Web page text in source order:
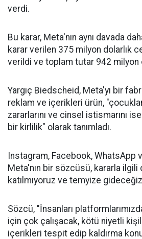
verdi.
Bu karar, Meta'nın aynı davada
karar verilen 375 milyon dolarlık
verildi ve toplam tutar 942 milyon
Yargıç Biedscheid, Meta'yı bir
reklam ve içerikleri ürün,
zararlarını ve cinsel istismarını
bir kirlilik" olarak tanımladı.
Instagram, Facebook, WhatsApp
Meta'nın bir sözcüsü, kararla ilgili
katılmıyoruz ve temyize
Sözcü, "İnsanları
için çok çalışacak, kötü niyetli
içerikleri tespit edip kaldırma